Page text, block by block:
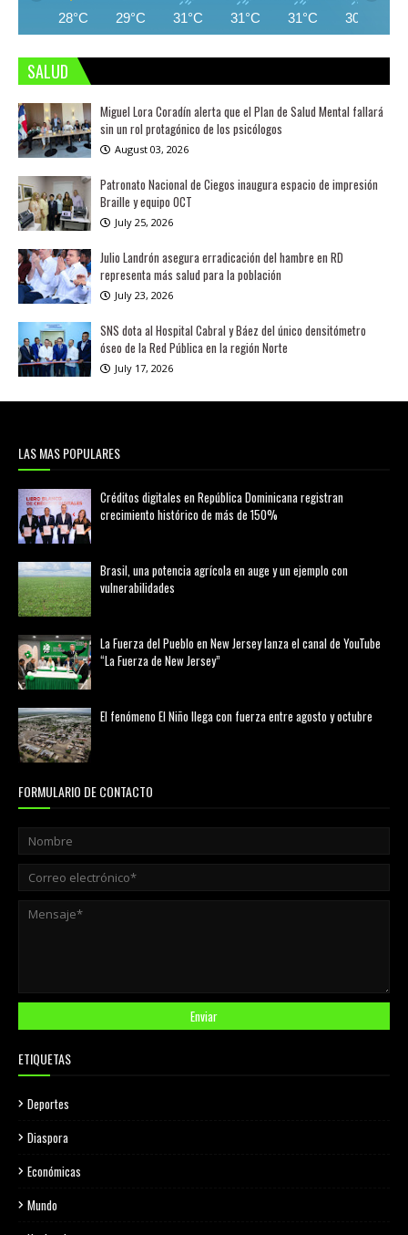
28°C 29°C 31°C 31°C 31°C 30°C
SALUD
Miguel Lora Coradín alerta que el Plan de Salud Mental fallará
sin un rol protagónico de los psicólogos
August 03, 2026
Patronato Nacional de Ciegos inaugura espacio de impresión
Braille y equipo OCT
July 25, 2026
Julio Landrón asegura erradicación del hambre en RD
representa más salud para la población
July 23, 2026
SNS dota al Hospital Cabral y Báez del único densitómetro
óseo de la Red Pública en la región Norte
July 17, 2026
LAS MAS POPULARES
Créditos digitales en República Dominicana registran
crecimiento histórico de más de 150%
Brasil, una potencia agrícola en auge y un ejemplo con
vulnerabilidades
La Fuerza del Pueblo en New Jersey lanza el canal de YouTube
“La Fuerza de New Jersey”
El fenómeno El Niño llega con fuerza entre agosto y octubre
FORMULARIO DE CONTACTO
ETIQUETAS
Deportes
Diaspora
Económicas
Mundo